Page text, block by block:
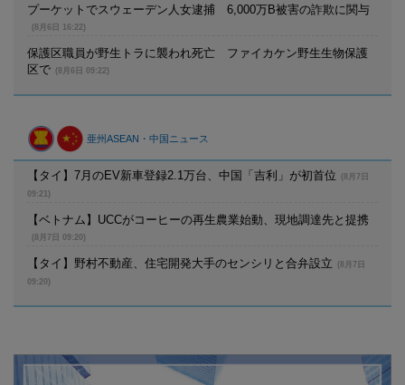
プーケットでスウェーデン人女逮捕 6,000万B被害の詐欺に関与
(8月6日 16:22)
保護区職員が野生トラに襲われ死亡 ファイカケン野生生物保護
区で
(8月6日 09:22)
亜州ASEAN・中国ニュース
【タイ】7月のEV新車登録2.1万台、中国「吉利」が初首位
(8月7日
09:21)
【ベトナム】UCCがコーヒーの再生農業始動、現地調達先と提携
(8月7日 09:20)
【タイ】野村不動産、住宅開発大手のセンシリと合弁設立
(8月7日
09:20)